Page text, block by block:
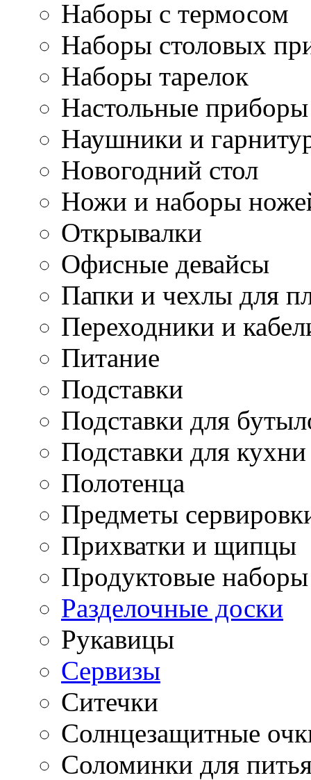
Наборы с термосом
Наборы столовых
Наборы тарелок
Настольные приборы
Наушники и
Новогодний стол
Ножи и наборы
Открывалки
Офисные девайсы
Папки и чехлы для
Переходники и
Питание
Подставки
Подставки для
Подставки для кухни
Полотенца
Предметы
Прихватки и щипцы
Продуктовые наборы
Разделочные доски
Рукавицы
Сервизы
Ситечки
Солнцезащитные
Соломинки для